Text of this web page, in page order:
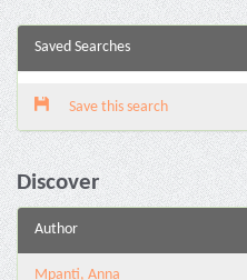
Saved Searches
Save this search
Discover
Author
Mpanti, Anna